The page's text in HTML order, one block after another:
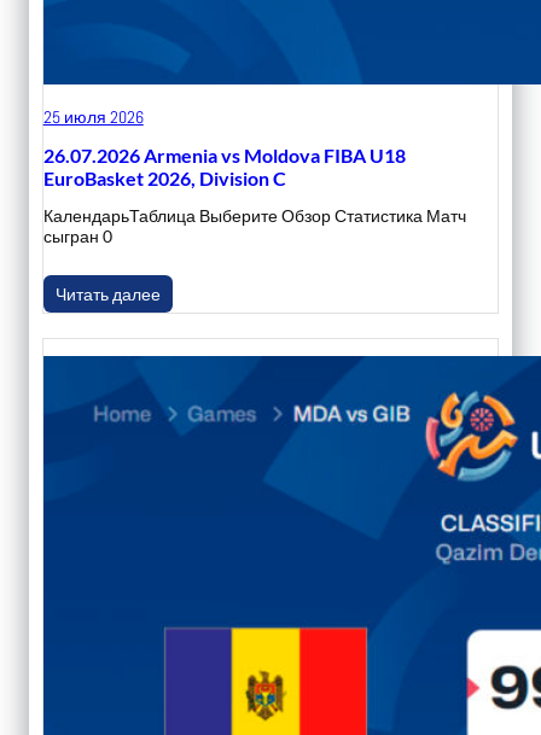
25 июля 2026
26.07.2026 Armenia vs Moldova FIBA U18
EuroBasket 2026, Division C
КалендарьТаблица Выберите Обзор Статистика Матч
сыгран 0
Читать далее